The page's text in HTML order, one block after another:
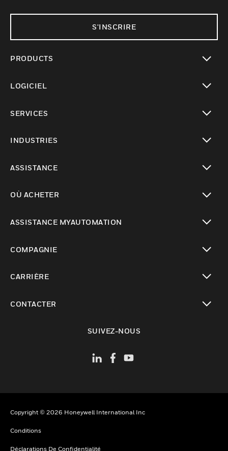
S'INSCRIRE
PRODUCTS
LOGICIEL
SERVICES
INDUSTRIES
ASSISTANCE
OÙ ACHETER
ASSISTANCE MYAUTOMATION
COMPAGNIE
CARRIÈRE
CONTACTER
SUIVEZ-NOUS
Copyright © 2026 Honeywell International Inc
Conditions
Déclarations De Confidentialité